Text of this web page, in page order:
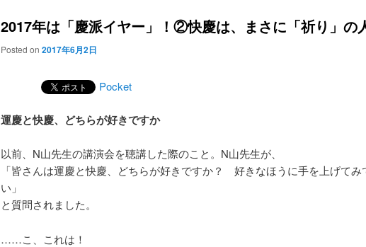
2017年は「慶派イヤー」！②快慶は、まさに「祈り」の
Posted on 2017年6月2日
Pocket
運慶と快慶、どちらが好きですか
以前、N山先生の講演会を聴講した際のこと。N山先生が、
「皆さんは運慶と快慶、どちらが好きですか？ 好きなほうに手を上げてみ
い」
と質問されました。
……こ、これは！